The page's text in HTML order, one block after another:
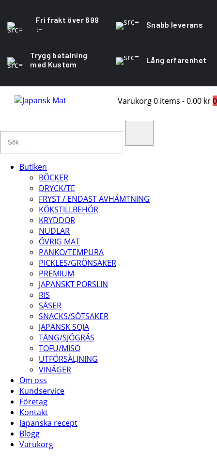
Fri frakt över 699
:-
Snabb leverans
Trygg betalning
med Kustom
Lång erfarenhet
Varukorg0 items -0.00 kr0
Butiken
BÖCKER
DRYCK/TE
FRYST / ENDAST AVHÄMTNING
KÖKSTILLBEHÖR
KRYDDOR
NUDLAR
ÖVRIG MAT
PANKO/TEMPURA
PICKLES/GRÖNSAKER
PREMIUM
JAPANSKT PORSLIN
RIS
SÅSER
SNACKS/SÖTSAKER
JAPANSK SOJA
TÅNG/SJÖGRÄS
TOFU/MISO
UTFÖRSÄLJNING
VINÄGER
Om oss
Kundservice
Företag
Kontakt
Japanska recept
Blogg
Varukorg